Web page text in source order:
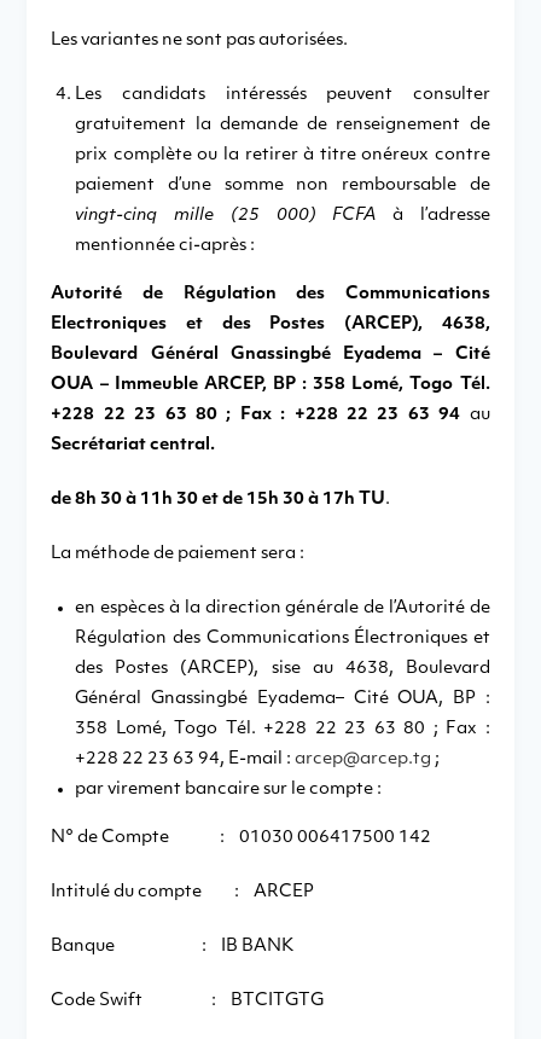
Les variantes ne sont pas autorisées.
Les candidats intéressés peuvent consulter
gratuitement la demande de renseignement de
prix complète ou la retirer à titre onéreux contre
paiement d’une somme non remboursable de
vingt-cinq mille (25 000) FCFA à l’adresse
mentionnée ci-après :
Autorité de Régulation des Communications
Electroniques et des Postes (ARCEP), 4638,
Boulevard Général Gnassingbé Eyadema – Cité
OUA – Immeuble ARCEP, BP : 358 Lomé, Togo Tél.
+228 22 23 63 80 ; Fax : +228 22 23 63 94 au
Secrétariat central.
de 8h 30 à 11h 30 et de 15h 30 à 17h TU.
La méthode de paiement sera :
en espèces à la direction générale de l’Autorité de
Régulation des Communications Électroniques et
des Postes (ARCEP), sise au 4638, Boulevard
Général Gnassingbé Eyadema– Cité OUA, BP :
358 Lomé, Togo Tél. +228 22 23 63 80 ; Fax :
+228 22 23 63 94, E-mail :arcep@arcep.tg ;
par virement bancaire sur le compte :
N° de Compte : 01030 006417500 142
Intitulé du compte : ARCEP
Banque : IB BANK
Code Swift : BTCITGTG